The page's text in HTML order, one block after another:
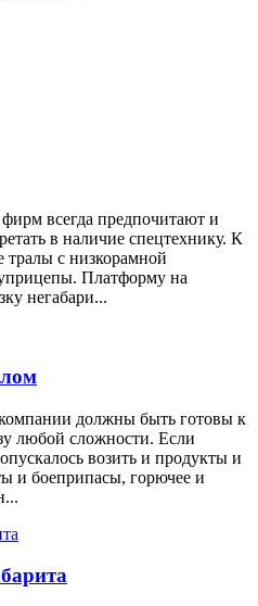
всегда предпочитают и
в наличие спецтехнику. К
тралы с низкорамной
Платформу на
негабари...
должны быть готовы к
любой сложности. Если
возить и продукты и
и боеприпасы, горючее и